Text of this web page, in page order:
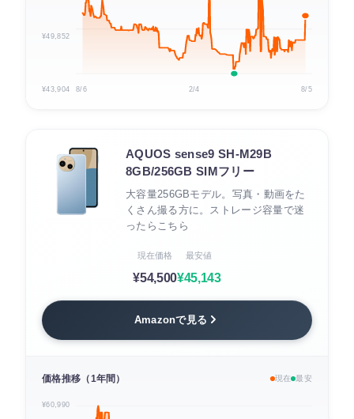
¥49,852
¥43,904 8/6 2/4 8/5
AQUOS sense9 SH-M29B
8GB/256GB SIMフリー
大容量256GBモデル。写真・動画をた
くさん撮る方に。ストレージ容量で迷
ったらこちら
現在価格
¥54,500
最安値
¥45,143
Amazonで見る
価格推移（1年間） 現在 最安
¥60,990